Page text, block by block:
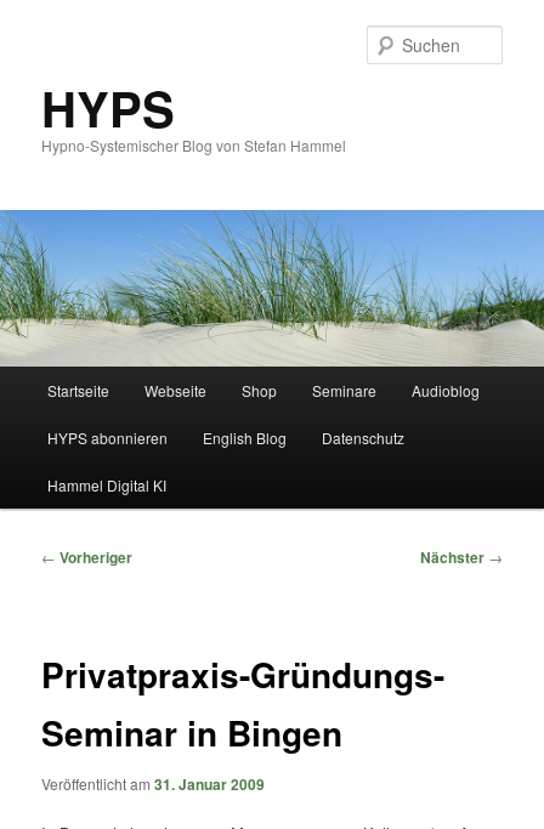
HYPS
Hypno-Systemischer Blog von Stefan Hammel
Zum
primären
Inhalt
springen
Zum
sekundären
Inhalt
springen
Startseite Webseite Shop Seminare Audioblog
HYPS abonnieren English Blog Datenschutz
Hammel Digital KI
Beitragsnavigation
← Vorheriger Nächster →
Privatpraxis-Gründungs-
Seminar in Bingen
Veröffentlicht am31. Januar 2009